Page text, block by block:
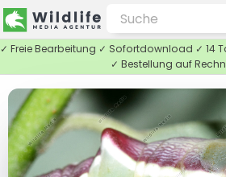
✓ Freie Bearbeitung ✓ Sofortdownload ✓ 14
✓ Bestellung auf